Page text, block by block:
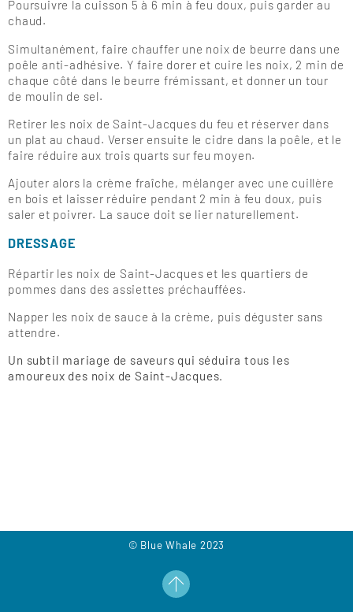
Poursuivre la cuisson 5 à 6 min à feu doux, puis garder au
chaud.
Simultanément, faire chauffer une noix de beurre dans une
poêle anti-adhésive. Y faire dorer et cuire les noix, 2 min de
chaque côté dans le beurre frémissant, et donner un tour
de moulin de sel.
Retirer les noix de Saint-Jacques du feu et réserver dans
un plat au chaud. Verser ensuite le cidre dans la poêle, et le
faire réduire aux trois quarts sur feu moyen.
Ajouter alors la crème fraîche, mélanger avec une cuillère
en bois et laisser réduire pendant 2 min à feu doux, puis
saler et poivrer. La sauce doit se lier naturellement.
DRESSAGE
Répartir les noix de Saint-Jacques et les quartiers de
pommes dans des assiettes préchauffées.
Napper les noix de sauce à la crème, puis déguster sans
attendre.
Un subtil mariage de saveurs qui séduira tous les
amoureux des noix de Saint-Jacques.
© Blue Whale 2023